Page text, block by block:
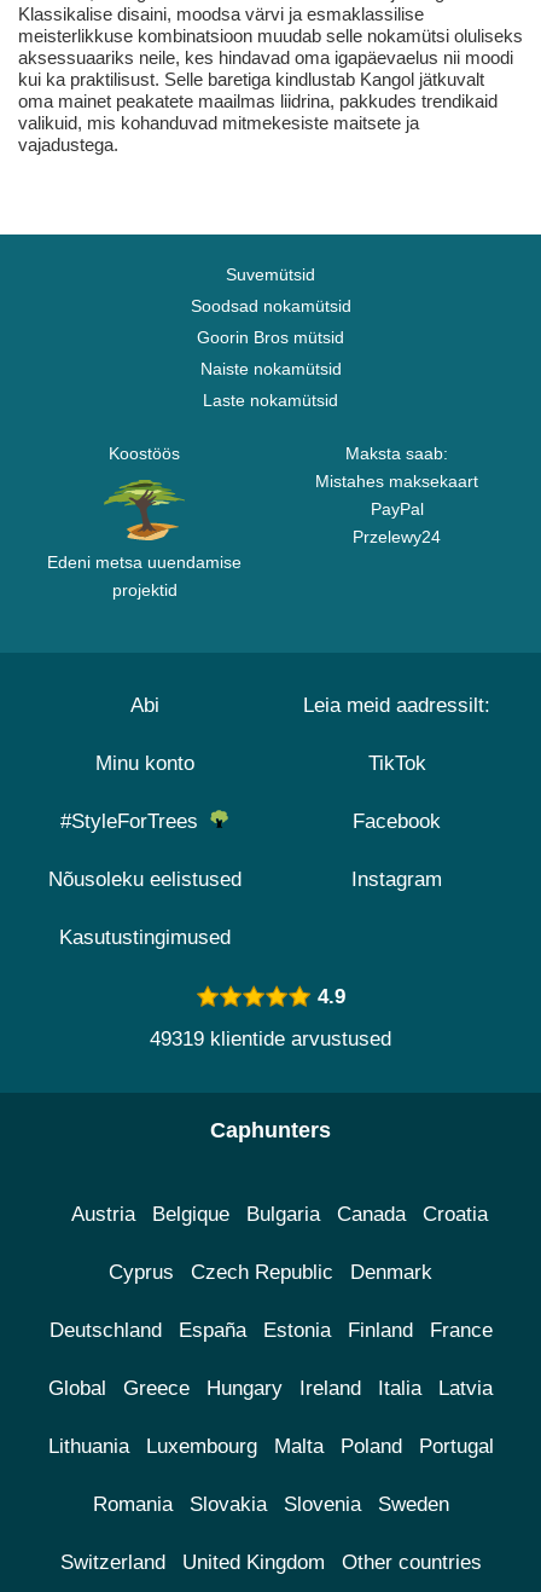
Klassikalise disaini, moodsa värvi ja esmaklassilise
meisterlikkuse kombinatsioon muudab selle nokamütsi oluliseks
aksessuaariks neile, kes hindavad oma igapäevaelus nii moodi
kui ka praktilisust. Selle baretiga kindlustab Kangol jätkuvalt
oma mainet peakatete maailmas liidrina, pakkudes trendikaid
valikuid, mis kohanduvad mitmekesiste maitsete ja
vajadustega.
Suvemütsid
Soodsad nokamütsid
Goorin Bros mütsid
Naiste nokamütsid
Laste nokamütsid
Koostöös
Edeni metsa uuendamise
projektid
Maksta saab:
Mistahes maksekaart
PayPal
Przelewy24
Abi
Minu konto
#StyleForTrees
Nõusoleku eelistused
Kasutustingimused
Leia meid aadressilt:
TikTok
Facebook
Instagram
4.9
49319 klientide arvustused
Caphunters
Austria Belgique Bulgaria Canada Croatia
Cyprus Czech Republic Denmark
Deutschland España Estonia Finland France
Global Greece Hungary Ireland Italia Latvia
Lithuania Luxembourg Malta Poland Portugal
Romania Slovakia Slovenia Sweden
Switzerland United Kingdom Other countries